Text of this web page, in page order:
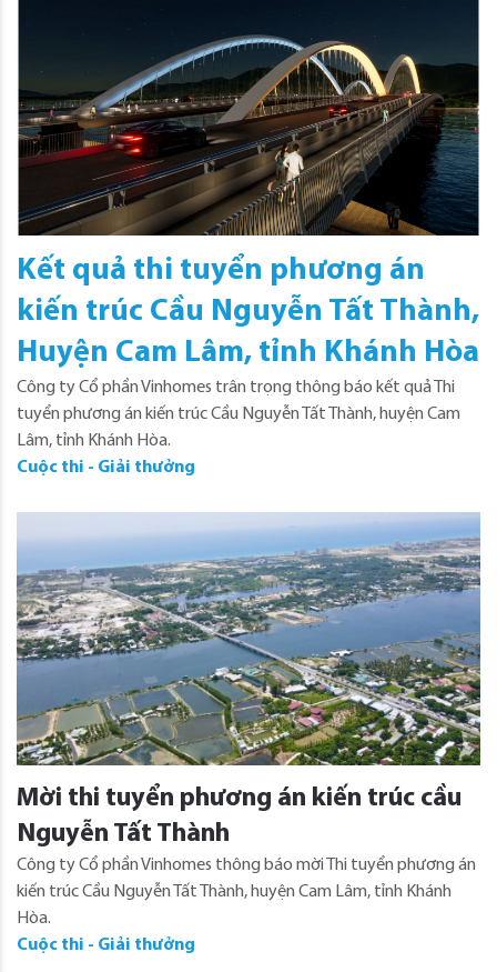
Kết quả thi tuyển phương án
kiến trúc Cầu Nguyễn Tất Thành,
Huyện Cam Lâm, tỉnh Khánh Hòa
Công ty Cổ phần Vinhomes trân trọng thông báo kết quả Thi
tuyển phương án kiến trúc Cầu Nguyễn Tất Thành, huyện Cam
Lâm, tỉnh Khánh Hòa.
Cuộc thi - Giải thưởng
Mời thi tuyển phương án kiến trúc cầu
Nguyễn Tất Thành
Công ty Cổ phần Vinhomes thông báo mời Thi tuyển phương án
kiến trúc Cầu Nguyễn Tất Thành, huyện Cam Lâm, tỉnh Khánh
Hòa.
Cuộc thi - Giải thưởng